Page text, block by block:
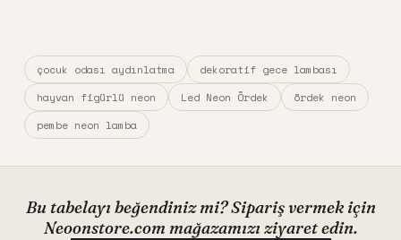
çocuk odası aydınlatma
dekoratif gece lambası
hayvan figürlü neon
Led Neon Ördek
ördek neon
pembe neon lamba
Bu tabelayı beğendiniz mi? Sipariş vermek için
Neoonstore.com mağazamızı ziyaret edin.